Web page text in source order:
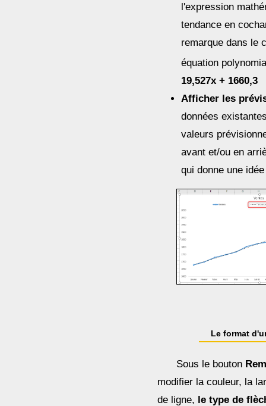
l'expression
tendance en
remarque dans le
équation
19,527x + 1660,3
Afficher les
données
valeurs
avant et/ou en
qui donne une
Le format
Sous le bouton
modifier la couleur, la
de ligne, le type de